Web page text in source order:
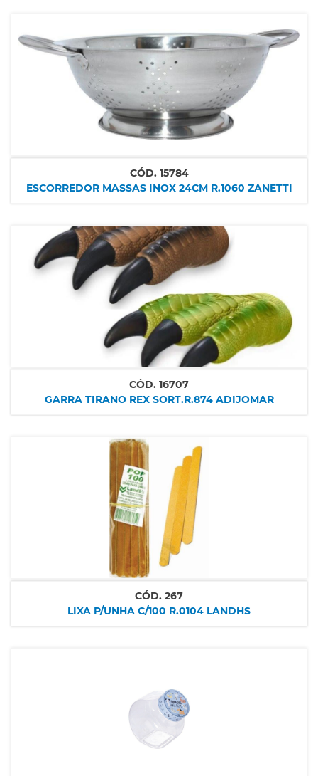
CÓD. 15784
ESCORREDOR MASSAS INOX 24CM R.1060 ZANETTI
CÓD. 16707
GARRA TIRANO REX SORT.R.874 ADIJOMAR
CÓD. 267
LIXA P/UNHA C/100 R.0104 LANDHS